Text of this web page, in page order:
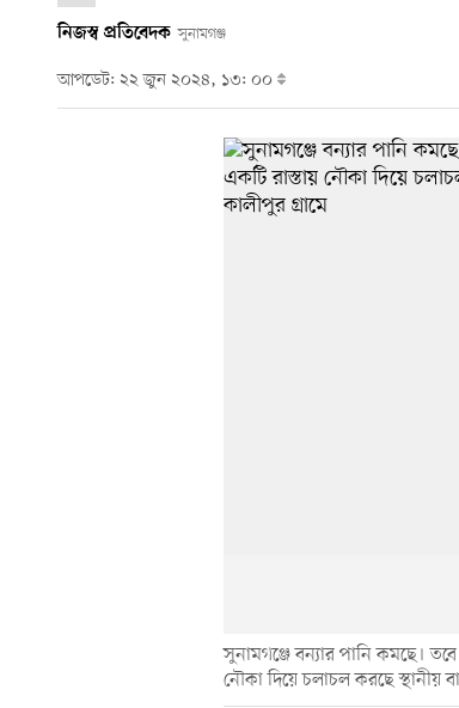
নিজস্ব প্রতিবেদক সুনামগঞ্জ
আপডেট: ২২ জুন ২০২৪, ১৩: ০০
সুনামগঞ্জে বন্যার পানি কমছে।
নৌকা দিয়ে চলাচল করছে স্থানীয়